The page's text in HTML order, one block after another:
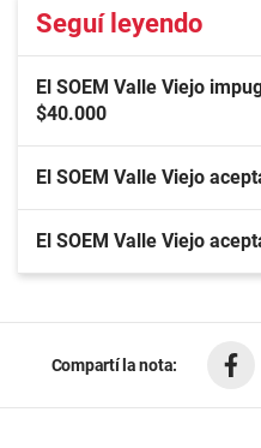
Seguí leyendo
El SOEM Valle Viejo
$40.000
El SOEM Valle Viejo
El SOEM Valle Viejo
Compartí la nota: